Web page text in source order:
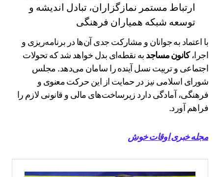
ارتباط مستمر نمازگزاران، تبادل اندیشه و
توسعه شبکه همیاران فرهنگی
با اعتماد به جوانان و مشارکت جدی آن‌ها در برنامه‌ریزی و
اجرا،کانون مساجد به نقطه‌ای بدل خواهد شد که تحولات
اجتماعی و تربیت نسل آینده را سامان می‌دهد. مجلس
شورای اسلامی نیز در حمایت از این حرکت معنوی و
فرهنگی، آمادگی دارد زیرساخت‌های مالی و قانونی لازم را
فراهم آورد.
مجله خبری اوقات خوش